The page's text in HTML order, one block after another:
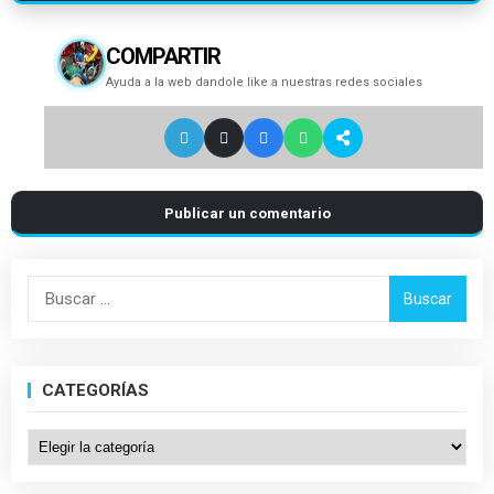
COMPARTIR
Ayuda a la web dandole like a nuestras redes sociales
Publicar un comentario
Buscar:
CATEGORÍAS
Categorías